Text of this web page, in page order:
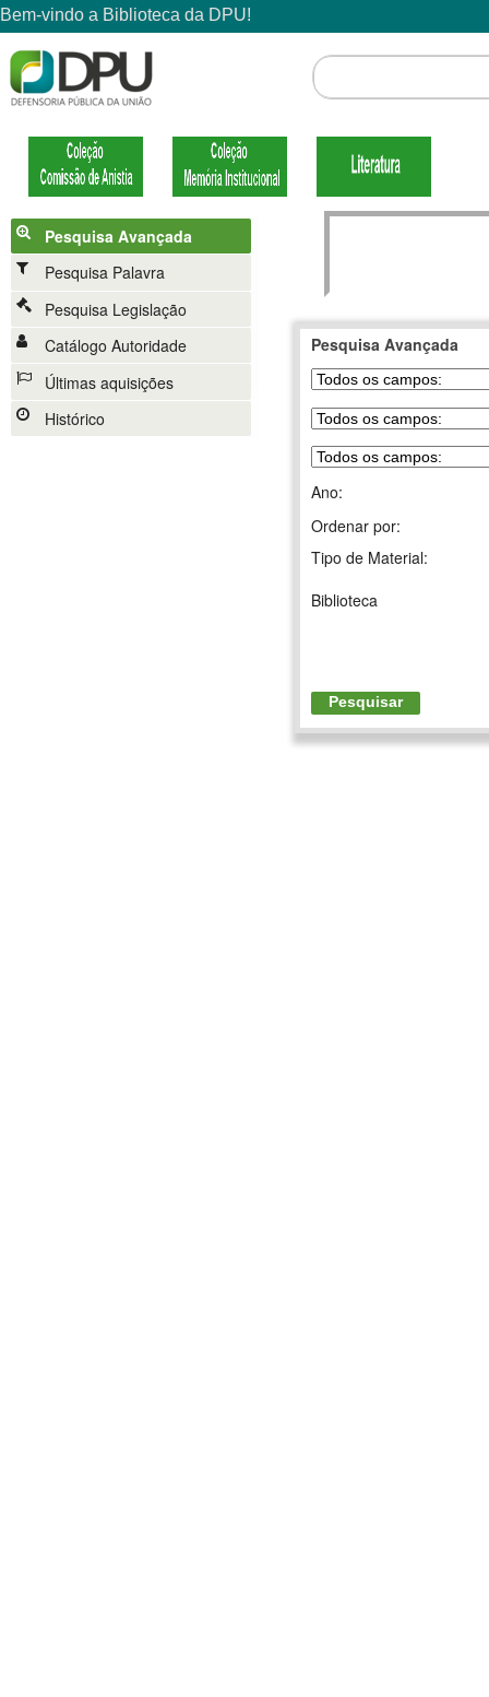
Pesquisa Avançada
Pesquisa Palavra
Pesquisa Legislação
Catálogo Autoridade
Últimas aquisições
Histórico
Pesquisa Avançada
Ano:
Ordenar por:
Tipo de Material:
Biblioteca
Pesquisar